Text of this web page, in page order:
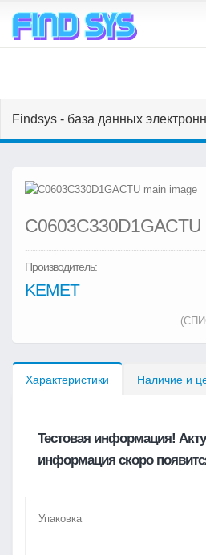
Findsys - база данных
C0603C330D1GACTU
Производитель:
KEMET
Характеристики Наличие и
Тестовая информация!
информация скоро
Упаковка